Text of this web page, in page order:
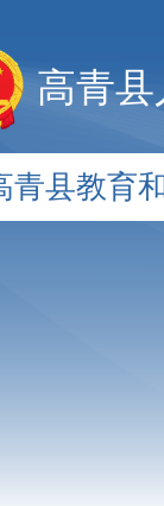
高青
青县教育